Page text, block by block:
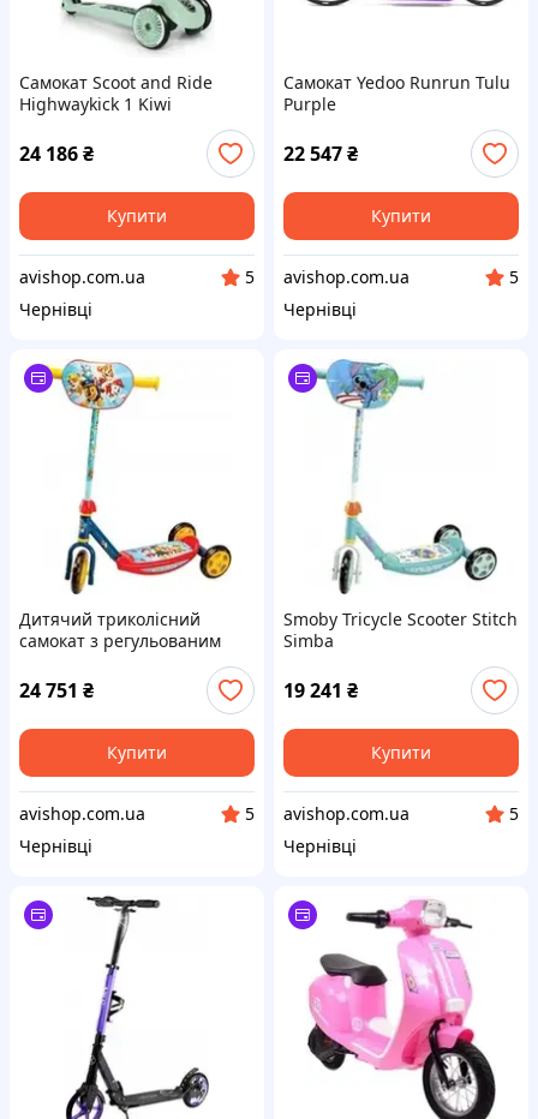
Самокат Scoot and Ride
Highwaykick 1 Kiwi
24 186₴
Купити
avishop.com.ua
5
Чернівці
Самокат Yedoo Runrun Tulu
Purple
22 547₴
Купити
avishop.com.ua
5
Чернівці
Дитячий триколісний
самокат з регульованим
кермом і антиковзанням
24 751 ₴
Купити
avishop.com.ua
5
Чернівці
Smoby Tricycle Scooter Stitch
Simba
19 241 ₴
Купити
avishop.com.ua
5
Чернівці